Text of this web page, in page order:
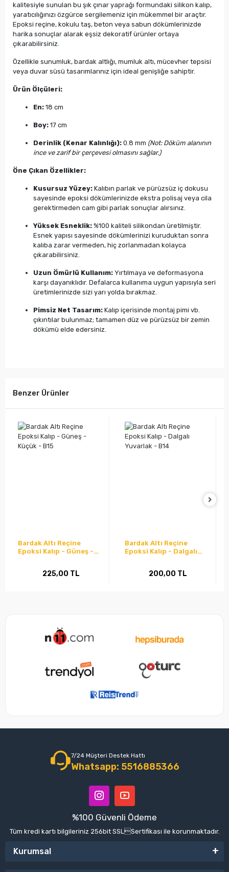
kalitesiyle sunulan bu şık çınar yaprağı formundaki silikon kalıp,
yaratıcılığınızı özgürce sergilemeniz için mükemmel bir araçtır.
Epoksi reçine, kokulu taş, beton veya sabun dökümlerinizde
harika sonuçlar alarak eşsiz dekoratif ürünler ortaya
çıkarabilirsiniz.
Özellikle sunumluk, bardak altlığı, mumluk altı, mücevher tepsisi
veya duvar süsü tasarımlarınız için ideal genişliğe sahiptir.
Ürün Ölçüleri:
En: 18 cm
Boy: 17 cm
Derinlik (Kenar Kalınlığı): 0.8 mm (Not: Döküm alanının
ince ve zarif bir çerçevesi olmasını sağlar.)
Öne Çıkan Özellikler:
Kusursuz Yüzey: Kalıbın parlak ve pürüzsüz iç dokusu
sayesinde epoksi dökümlerinizde ekstra polisaj veya cila
gerektirmeden cam gibi parlak sonuçlar alırsınız.
Yüksek Esneklik: %100 kaliteli silikondan üretilmiştir.
Esnek yapısı sayesinde dökümlerinizi kuruduktan sonra
kalıba zarar vermeden, hiç zorlanmadan kolayca
çıkarabilirsiniz.
Uzun Ömürlü Kullanım: Yırtılmaya ve deformasyona
karşı dayanıklıdır. Defalarca kullanıma uygun yapısıyla seri
üretimlerinizde sizi yarı yolda bırakmaz.
Pimsiz Net Tasarım: Kalıp içerisinde montaj pimi vb.
çıkıntılar bulunmaz; tamamen düz ve pürüzsüz bir zemin
dökümü elde edersiniz.
Benzer Ürünler
Bardak Altı Reçine
Epoksi Kalıp - Güneş -
225,00 TL
Bardak Altı Reçine
Epoksi Kalıp - Dalgalı
200,00 TL
7/24 Müşteri Destek Hattı
Whatsapp: 5516885366
%100 Güvenli Ödeme
Tüm kredi kartı bilgileriniz 256bit SSLSertifikası ile korunmaktadır.
Kurumsal